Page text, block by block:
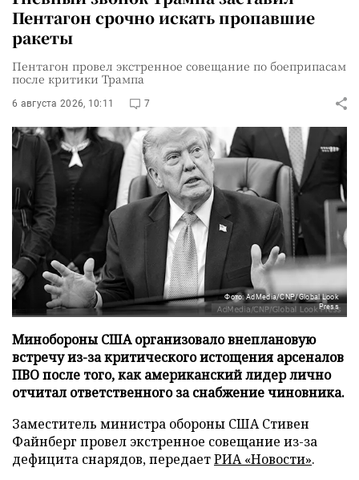
Пентагон срочно искать пропавшие
ракеты
Пентагон провел экстренное совещание по боеприпасам
после критики Трампа
6 августа 2026, 10:11 7
Фото: AdMedia/CNP/Global Look
Press
Минобороны США организовало внеплановую
встречу из-за критического истощения арсеналов
ПВО после того, как американский лидер лично
отчитал ответственного за снабжение чиновника.
Заместитель министра обороны США Стивен
Файнберг провел экстренное совещание из-за
дефицита снарядов, передаетРИА «Новости».